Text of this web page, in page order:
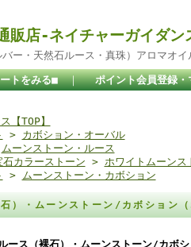
店-ネイチャーガイダン
ー・天然石ルース・真珠）アロマオイ
トをみる■ ｜ ポイント会員登録
【TOP】
> カボション・オーバル
ムーンストーン・ルース
カラーストーン > ホワイトムーンス
> ムーンストーン・カボション
）・ムーンストーン/カボション
ース（裸石）・ムーンストーン/カボ